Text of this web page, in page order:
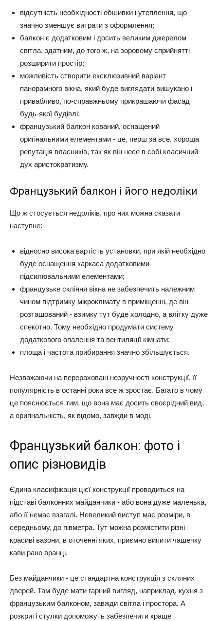
відсутність необхідності обшивки і утеплення, що
значно зменшує витрати з оформлення;
балкон є додатковим і досить великим джерелом
світла, здатним, до того ж, на зоровому сприйнятті
розширити простір;
можливість створити ексклюзивний варіант
панорамного вікна, який буде виглядати вишукано і
привабливо, по-справжньому прикрашаючи фасад
будь-якої будівлі;
французький балкон кований, оснащений
оригінальними елементами - це, перш за все, хороша
репутація власників, так як він несе в собі класичний
дух аристократизму.
Французький балкон і його недоліки
Що ж стосується недоліків, про них можна сказати
наступне:
відносно висока вартість установки, при якій необхідно
буде оснащення каркаса додатковими
підсилювальними елементами;
французьке скління вікна не забезпечить належним
чином підтримку мікроклімату в приміщенні, де він
розташований - взимку тут буде холодно, а влітку дуже
спекотно. Тому необхідно продумати систему
додаткового опалення та вентиляції кімнати;
площа і частота прибирання значно збільшується.
Незважаючи на перераховані незручності конструкції, її
популярність в останні роки все ж зростає. Багато в чому
це пояснюється тим, що вона має досить своєрідний вид,
а оригінальність, як відомо, завжди в моді.
Французький балкон: фото і
опис різновидів
Єдина класифікація цієї конструкції проводиться на
підставі балконних майданчики - або вона дуже маленька,
або її немає взагалі. Невеликий виступ має розміри, в
середньому, до півметра. Тут можна розмістити різні
красиві вазони, в оточенні яких, приємно випити чашечку
кави рано вранці.
Без майданчики - це стандартна конструкція з скляних
дверей. Там буде мати гарний вигляд, наприклад, кухня з
французьким балконом, завжди світла і простора. А
розкриті стулки допоможуть забезпечити краще